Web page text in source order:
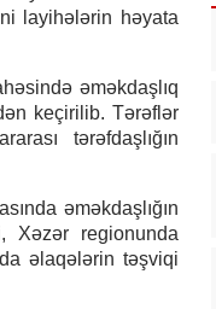
layihələrin həyata
əməkdaşlıq
keçirilib. Tərəflər
tərəfdaşlığın
əməkdaşlığın
Xəzər regionunda
əlaqələrin təşviqi